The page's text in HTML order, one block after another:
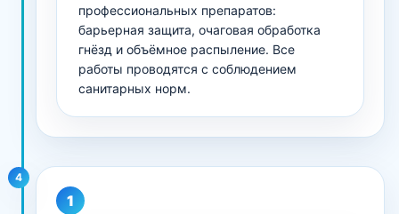
профессиональных препаратов:
барьерная защита, очаговая обработка
гнёзд и объёмное распыление. Все
работы проводятся с соблюдением
санитарных норм.
4